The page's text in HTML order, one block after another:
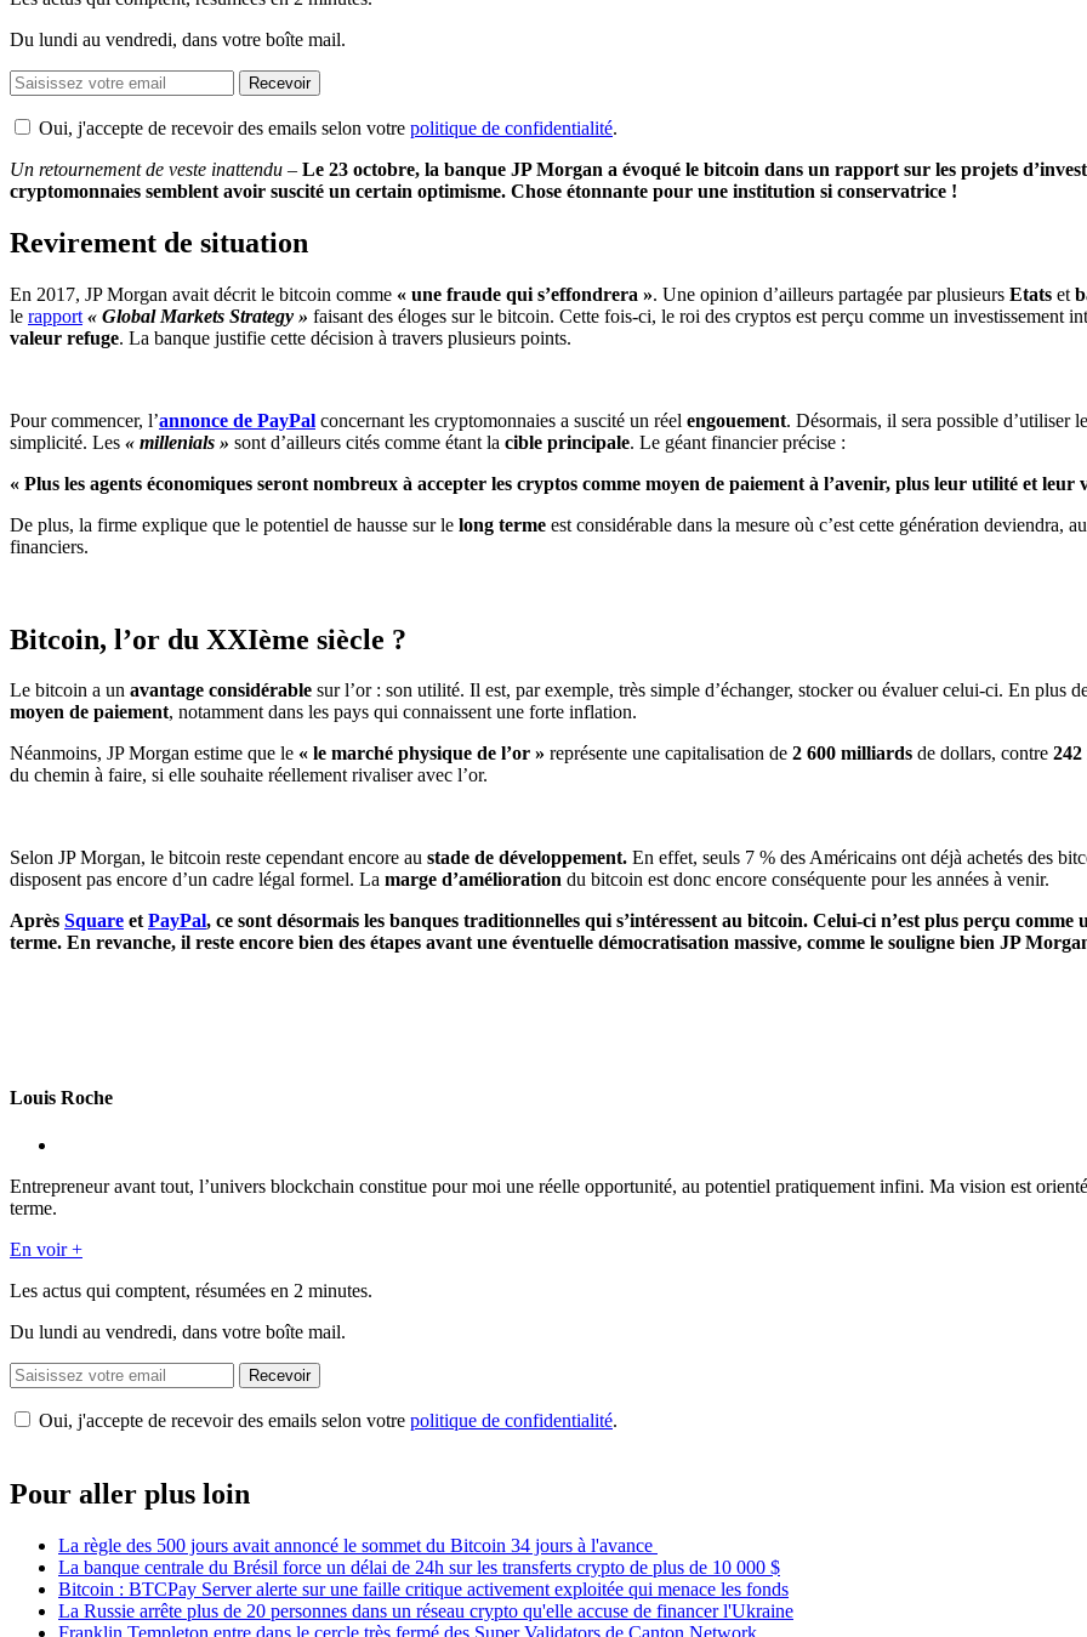
Du lundi au vendredi, dans votre boîte mail.
Recevoir
Oui, j'accepte de recevoir des emails selon votre politique de confidentialité.
Un retournement de veste inattendu – Le 23 octobre, la banque JP Morgan a évoqué le bitcoin dans un rapport sur les projets
cryptomonnaies semblent avoir suscité un certain optimisme. Chose étonnante pour une institution si conservatrice !
Revirement de situation
En 2017, JP Morgan avait décrit le bitcoin comme « une fraude qui s’effondrera ». Une opinion d’ailleurs partagée par plusieurs Etats et
le rapport « Global Markets Strategy » faisant des éloges sur le bitcoin. Cette fois-ci, le roi des cryptos est perçu comme un investissement
valeur refuge. La banque justifie cette décision à travers plusieurs points.
Pour commencer, l’annonce de PayPal concernant les cryptomonnaies a suscité un réel engouement. Désormais, il sera possible d’utiliser
simplicité. Les « millenials » sont d’ailleurs cités comme étant la cible principale. Le géant financier précise :
« Plus les agents économiques seront nombreux à accepter les cryptos comme moyen de paiement à l’avenir, plus leur utilité et leur
De plus, la firme explique que le potentiel de hausse sur le long terme est considérable dans la mesure où c’est cette génération deviendra,
financiers.
Bitcoin, l’or du XXIème siècle ?
Le bitcoin a un avantage considérable sur l’or : son utilité. Il est, par exemple, très simple d’échanger, stocker ou évaluer celui-ci. En plus
moyen de paiement, notamment dans les pays qui connaissent une forte inflation.
Néanmoins, JP Morgan estime que le « le marché physique de l’or » représente une capitalisation de 2 600 milliards de dollars, contre
du chemin à faire, si elle souhaite réellement rivaliser avec l’or.
Selon JP Morgan, le bitcoin reste cependant encore au stade de développement. En effet, seuls 7 % des Américains ont déjà achetés des
disposent pas encore d’un cadre légal formel. La marge d’amélioration du bitcoin est donc encore conséquente pour les années à venir.
Après Square etPayPal, ce sont désormais les banques traditionnelles qui s’intéressent au bitcoin. Celui-ci n’est plus perçu
terme. En revanche, il reste encore bien des étapes avant une éventuelle démocratisation massive, comme le souligne bien JP
Louis Roche
Entrepreneur avant tout, l’univers blockchain constitue pour moi une réelle opportunité, au potentiel pratiquement infini. Ma vision est
terme.
En voir +
Les actus qui comptent, résumées en 2 minutes.
Du lundi au vendredi, dans votre boîte mail.
Recevoir
Oui, j'accepte de recevoir des emails selon votre politique de confidentialité.
Pour aller plus loin
La règle des 500 jours avait annoncé le sommet du Bitcoin 34 jours à l'avance
La banque centrale du Brésil force un délai de 24h sur les transferts crypto de plus de 10 000 $
Bitcoin : BTCPay Server alerte sur une faille critique activement exploitée qui menace les fonds
La Russie arrête plus de 20 personnes dans un réseau crypto qu'elle accuse de financer l'Ukraine
Franklin Templeton entre dans le cercle très fermé des Super Validators de Canton Network